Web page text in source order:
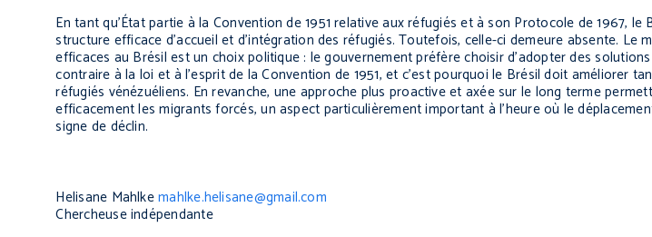
En tant qu’État partie à la Convention de 1951 relative aux réfugiés et à son Protocole de 1967,
structure efficace d’accueil et d’intégration des réfugiés. Toutefois, celle-ci demeure absente.
efficaces au Brésil est un choix politique : le gouvernement préfère choisir d’adopter des
contraire à la loi et à l’esprit de la Convention de 1951, et c’est pourquoi le Brésil doit améliorer
réfugiés vénézuéliens. En revanche, une approche plus proactive et axée sur le long terme
efficacement les migrants forcés, un aspect particulièrement important à l’heure où le
signe de déclin.
Helisane Mahlkemahlke.helisane@gmail.com
Chercheuse indépendante